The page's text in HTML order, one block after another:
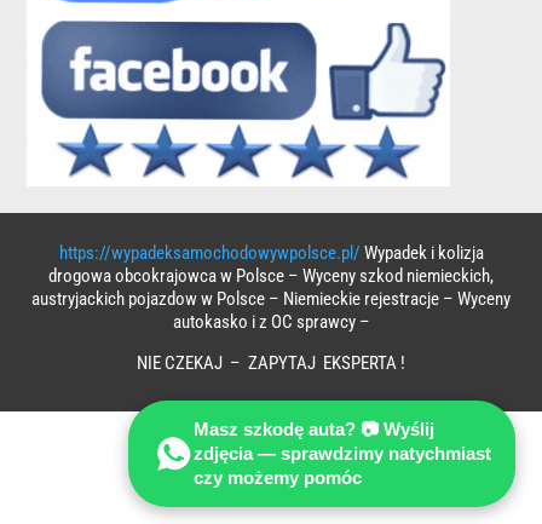
https://wypadeksamochodowywpolsce.pl/ Wypadek i kolizja
drogowa obcokrajowca w Polsce – Wyceny szkod niemieckich,
austryjackich pojazdow w Polsce – Niemieckie rejestracje – Wyceny
autokasko i z OC sprawcy –
NIE CZEKAJ – ZAPYTAJ EKSPERTA !
Masz szkodę auta? 📷 Wyślij
zdjęcia — sprawdzimy natychmiast
czy możemy pomóc